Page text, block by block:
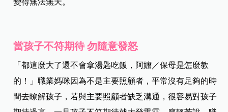
變得無法無天。
當孩子不符期待 勿隨意發怒
「都這麼大了還不會拿湯匙吃飯，阿嬤／保母是怎麼教
的！」職業媽咪因為不是主要照顧者，平常沒有足夠的時
間去瞭解孩子，若與主要照顧者缺乏溝通，很容易對孩子